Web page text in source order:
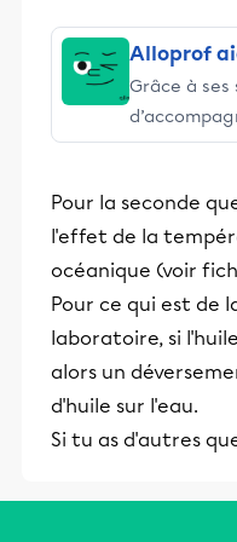
Alloprof
Grâce à ses
stimulants,
éducative.
Pour la seconde
l'effet de la
océanique (voir
Pour ce qui est de
laboratoire, si
alors un
d'huile sur l'eau.
Si tu as d'autres